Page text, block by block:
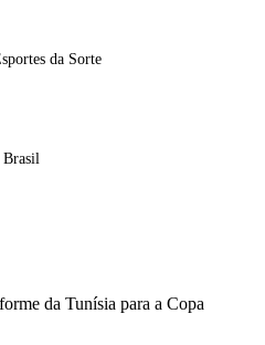
da Sorte
Brasil
da Tunísia para a Copa